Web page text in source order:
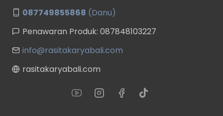
087749855868 (Danu)
Penawaran Produk: 087848103227
info@rasitakaryabali.com
rasitakaryabali.com